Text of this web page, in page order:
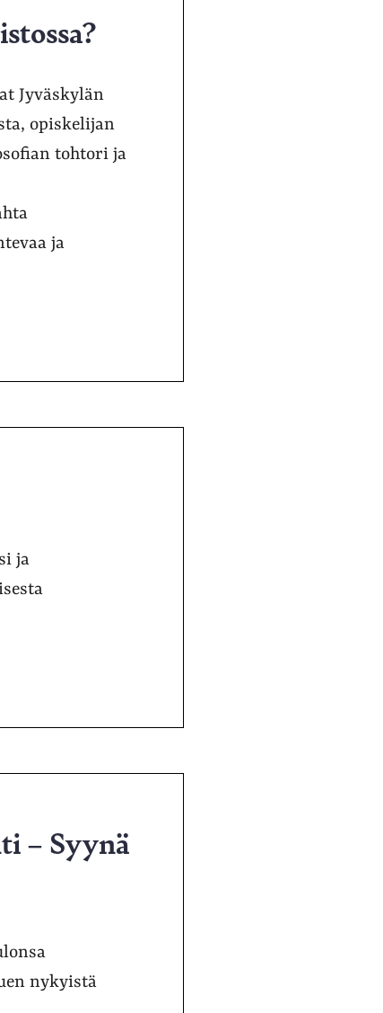
Jyväskylän
opiskelijan
tohtori ja
ja
ja
– Syynä
nykyistä